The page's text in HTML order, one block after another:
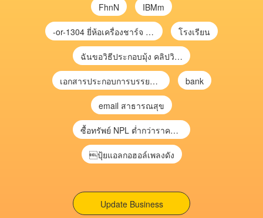
FhnN IBMm
-or-1304 ยี่ห้อเครื่องชาร์จ chargecore โรงเรียน
ฉันขอวิธีประกอบมุ้ง คลิปวิดีโอ การประกอบมุ้ง
เอกสารประกอบการบรรยาย การประเมินความเสี่ยงเพื่อวางแผนการตรวจสอบ \ bank
email สาธารณสุข
ซื้อทรัพย์ NPL ต่ำกว่าราคาตลาด 30-70% แบบไม่ต้องไปประมูล”
ปุ้ยแอลกอฮอล์เพลงดัง
Update Business